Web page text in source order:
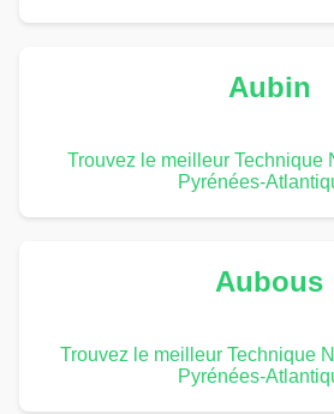
Aubin
Trouvez le meilleur Technique
Pyrénées-
Aubous
Trouvez le meilleur Technique
Pyrénées-